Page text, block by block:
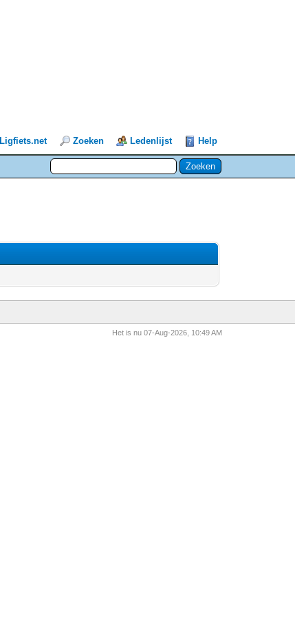
Ligfiets.net Zoeken Ledenlijst Help
Het is nu 07-Aug-2026, 10:49 AM